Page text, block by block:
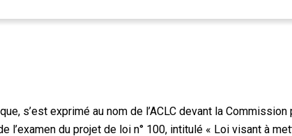
s’est exprimé au nom de l’ACLC devant la
l’examen du projet de loi n° 100, intitulé « Loi visant à